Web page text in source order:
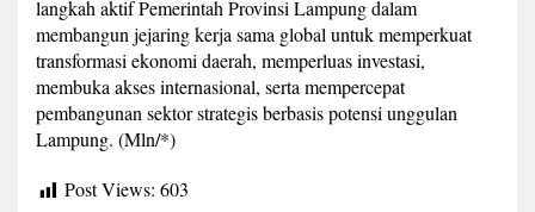
langkah aktif Pemerintah Provinsi Lampung dalam
membangun jejaring kerja sama global untuk memperkuat
transformasi ekonomi daerah, memperluas investasi,
membuka akses internasional, serta mempercepat
pembangunan sektor strategis berbasis potensi unggulan
Lampung. (Mln/*)
Post Views: 603